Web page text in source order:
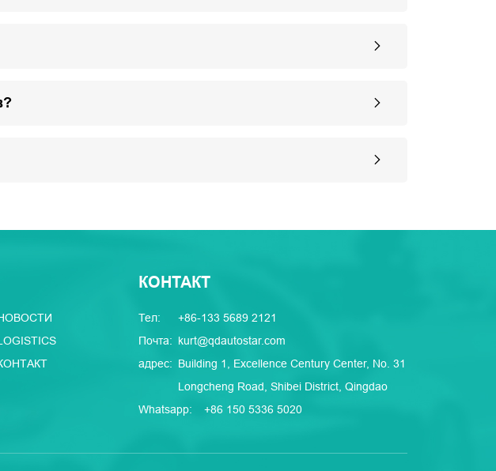
КОНТАКТ
Тел:
+86-133 5689 2121
Почта: kurt@qdautostar.com
адрес: Building 1, Excellence Century Center, No. 31
Longcheng Road, Shibei District, Qingdao
Whatsapp:
+86 150 5336 5020